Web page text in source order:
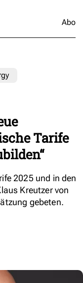
Abo
Tarife
2025 und in den
Kreutzer von
gebeten.